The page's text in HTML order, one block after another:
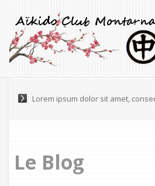
Lorem ipsum dolor sit amet,
Maecenas a accumsan felis.
Le Blog